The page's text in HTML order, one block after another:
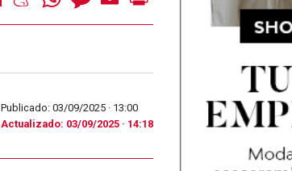
Publicado: 03/09/2025 · 13:00
Actualizado: 03/09/2025 · 14:18